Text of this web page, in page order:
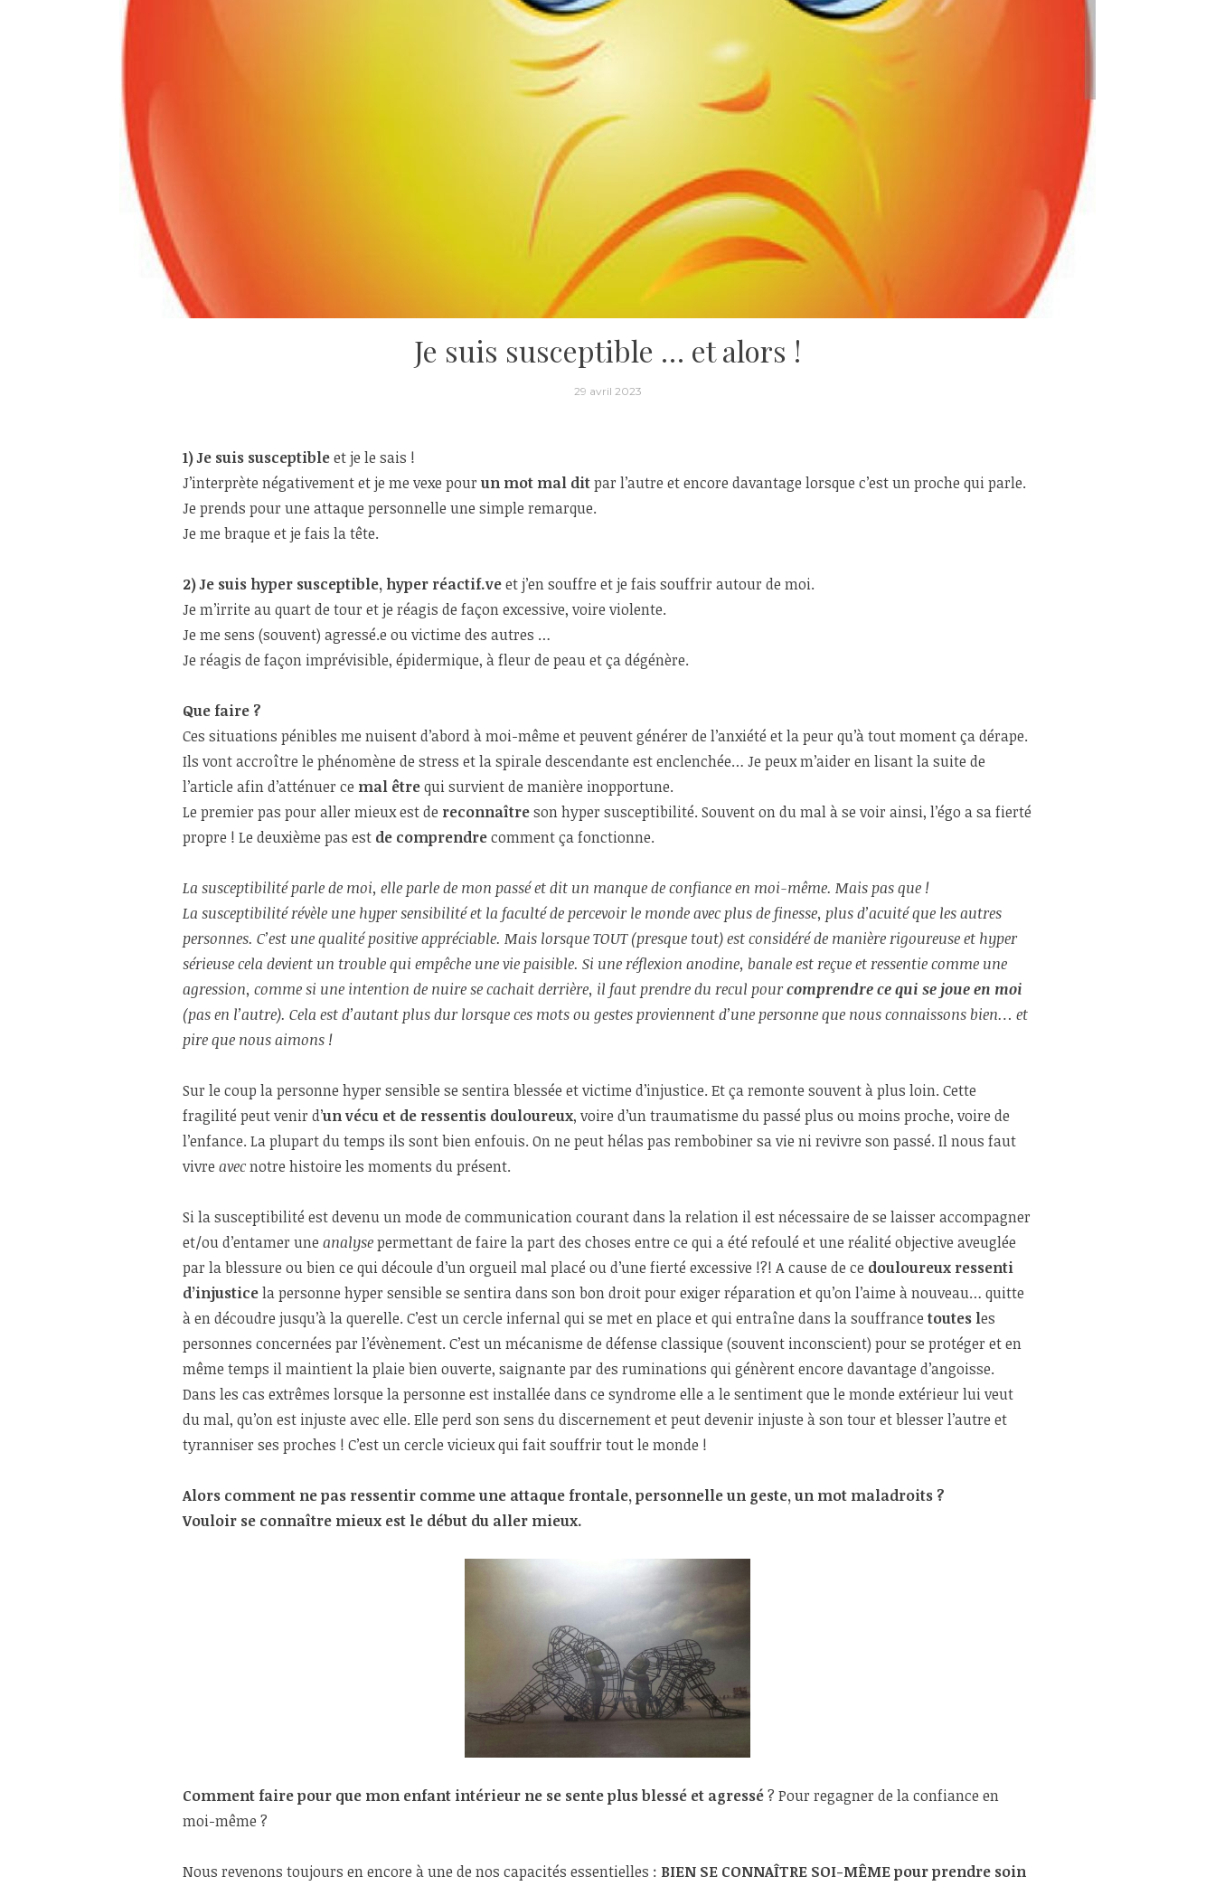
Je suis susceptible … et alors !
29 avril 2023
1) Je suis susceptibleet je le sais !
J’interprète négativement et je me vexe pour un mot mal ditpar l’autre et encore davantage lorsque c’est un proche qui parle.
Je prends pour une attaque personnelle une simple remarque.
Je me braque et je fais la tête.
2) Je suis hyper susceptible, hyper réactif.veet j’en souffre et je fais souffrir autour de moi.
Je m’irrite au quart de tour et je réagis de façon excessive, voire violente.
Je me sens (souvent) agressé.e ou victime des autres …
Je réagis de façon imprévisible, épidermique, à fleur de peau et ça dégénère.
Que faire ?
Ces situations pénibles me nuisent d’abord à moi-même et peuvent générer de l’anxiété et la peur qu’à tout moment ça dérape.
Ils vont accroître le phénomène de stress et la spirale descendante est enclenchée… Je peux m’aider en lisant la suite de
l’article afin d’atténuer ce mal êtrequi survient de manière inopportune.
Le premier pas pour aller mieux est de reconnaîtreson hyper susceptibilité. Souvent on du mal à se voir ainsi, l’égo a sa fierté
propre ! Le deuxième pas est de comprendrecomment ça fonctionne.
La susceptibilité parle de moi, elle parle de mon passé et dit un manque de confiance en moi-même. Mais pas que !
La susceptibilité révèle une hyper sensibilité et la faculté de percevoir le monde avec plus de finesse, plus d’acuité que les autres
personnes. C’est une qualité positive appréciable. Mais lorsque TOUT (presque tout) est considéré de manière rigoureuse et hyper
sérieuse cela devient un trouble qui empêche une vie paisible. Si une réflexion anodine, banale est reçue et ressentie comme une
agression, comme si une intention de nuire se cachait derrière, il faut prendre du recul pourcomprendre ce qui se joue en moi
(pas en l’autre). Cela est d’autant plus dur lorsque ces mots ou gestes proviennent d’une personne que nous connaissons bien… et
pire que nous aimons !
Sur le coup la personne hyper sensible se sentirablessée et victime d’injustice. Et ça remonte souvent à plus loin. Cette
fragilité peut venir d’un vécu et de ressentis douloureux, voire d’un traumatisme du passé plus ou moins proche, voire de
l’enfance. La plupart du temps ils sont bien enfouis. On ne peut hélas pas rembobiner sa vie ni revivre son passé. Il nous faut
vivre avecnotre histoire les moments du présent.
Si la susceptibilité est devenu un mode de communication courant dans la relation il est nécessaire de se laisser accompagner
et/ou d’entamer une analysepermettant de faire la part des choses entre ce qui a été refoulé et une réalité objective aveuglée
par la blessure ou bien ce qui découle d’un orgueil mal placé ou d’une fierté excessive !?! A cause de ce douloureux ressenti
d’injusticela personne hyper sensible se sentira dans son bon droit pour exiger réparation et qu’on l’aime à nouveau… quitte
à en découdre jusqu’à la querelle. C’est un cercle infernal qui se met en place et qui entraîne dans la souffrance toutes les
personnes concernées par l’évènement. C’est un mécanisme de défense classique (souvent inconscient) pour se protéger et en
même temps il maintient la plaie bien ouverte, saignante par des ruminations qui génèrent encore davantage d’angoisse.
Dans les cas extrêmes lorsque la personne est installée dans ce syndrome elle a le sentiment que le monde extérieur lui veut
du mal, qu’on est injuste avec elle. Elle perd son sens du discernement et peut devenir injuste à son tour et blesser l’autre et
tyranniser ses proches ! C’est un cercle vicieux qui fait souffrir tout le monde !
Alors comment ne pas ressentir comme une attaque frontale, personnelle un geste, un mot maladroits ?
Vouloir se connaître mieux est le début du aller mieux.
Comment faire pour que mon enfant intérieur ne se sente plus blessé et agressé? Pour regagner de la confiance en
moi-même ?
Nous revenons toujours en encore à une de nos capacités essentielles : BIEN SE CONNAÎTRE SOI-MÊME pour prendre soin